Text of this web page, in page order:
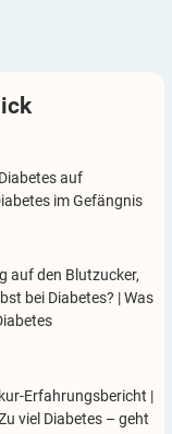
auf
im Gefängnis
auf den Blutzucker,
bei Diabetes? |Was
Erfahrungsbericht |
viel Diabetes – geht